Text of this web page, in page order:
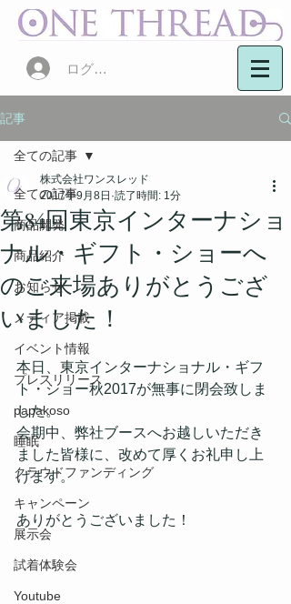
ログイン
記事
全ての記事
商品開発
商品紹介
お知らせ
メディア掲載
イベント情報
プレスリリース
papakoso
睡眠
クラウドファンディング
キャンペーン
展示会
試着体験会
Youtube
全ての記事
第84回東京インターナショ
ナル・ギフト・ショーへ
のご来場ありがとうござ
いました！
株式会社ワンスレッド
2017年9月8日 読了時間: 1分
本日、東京インターナショナル・ギフ
ト・ショー秋2017が無事に閉会致しま
した。
会期中、弊社ブースへお越しいただき
ました皆様に、改めて厚くお礼申し上
げます。
ありがとうございました！